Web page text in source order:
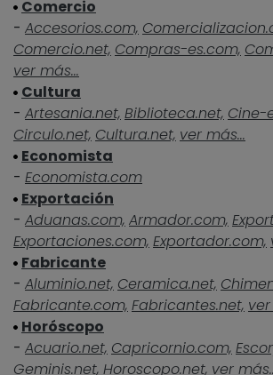
Comercio
- Accesorios.com,
Comercio.net, Compras-es.com,
ver más...
Cultura
- Artesania.net, Biblioteca.net, Cine-
Circulo.net, Cultura.net, ver más...
Economista
- Economista.com
Exportación
- Aduanas.com, Armador.com,
Exportaciones.com, Exportador.com,
Fabricante
- Aluminio.net, Ceramica.net,
Fabricante.com, Fabricantes.net, ver
Horóscopo
- Acuario.net, Capricornio.com,
Geminis.net, Horoscopo.net, ver